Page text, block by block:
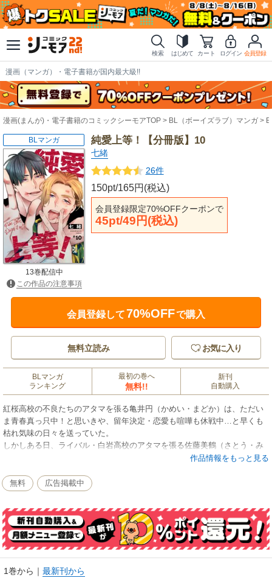
検索 はじめて カート ログイン 会員登録
漫画（マンガ）・電子書籍が国内最大級!!
漫画(まんが)・電子書籍のコミックシーモアTOP BL（ボーイズラブ）マンガ
純愛上等！【分冊版】10
七緒
26件
150pt/165円(税込)
会員登録限定70%OFFクーポンで
45pt/49円(税込)
BLマンガ
13巻配信中
この作品の注意事項
会員登録して70%OFFで購入
無料立読み お気に入り
BLマンガ
ランキング
最初の巻へ
無料!!
新刊
自動購入
紅桜高校の不良たちのアタマを張る亀井円（かめい・まどか）は、ただい
ま青春真っ只中！と思いきや、留年決定・恋愛も喧嘩も休戦中…と早くも
枯れ気味の日々を送っていた。
しかしある日、ライバル・白岩高校のアタマを張る佐藤美鶴（さとう・み
つる）が乗り込んできたことで状況が一変！なんと美鶴は、喧嘩ではな
だった。
「紅白の鶴と亀」と呼ばれる2人の急接近に周りも大混乱。根っからのお兄
的」はわからないままで…!?
一匹狼な年下ヤンキー攻×無邪気の裏にトラウマを隠すヤンキー受。
ヒリヒリするほど、不器用でピュアなヤンキーBLが開幕！
作品情報をもっと見る
無料 広告掲載中
1巻から ｜ 最新刊から